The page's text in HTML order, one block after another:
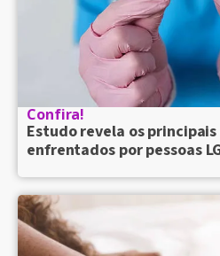
Confira!
Estudo revela os
enfrentados por pessoas